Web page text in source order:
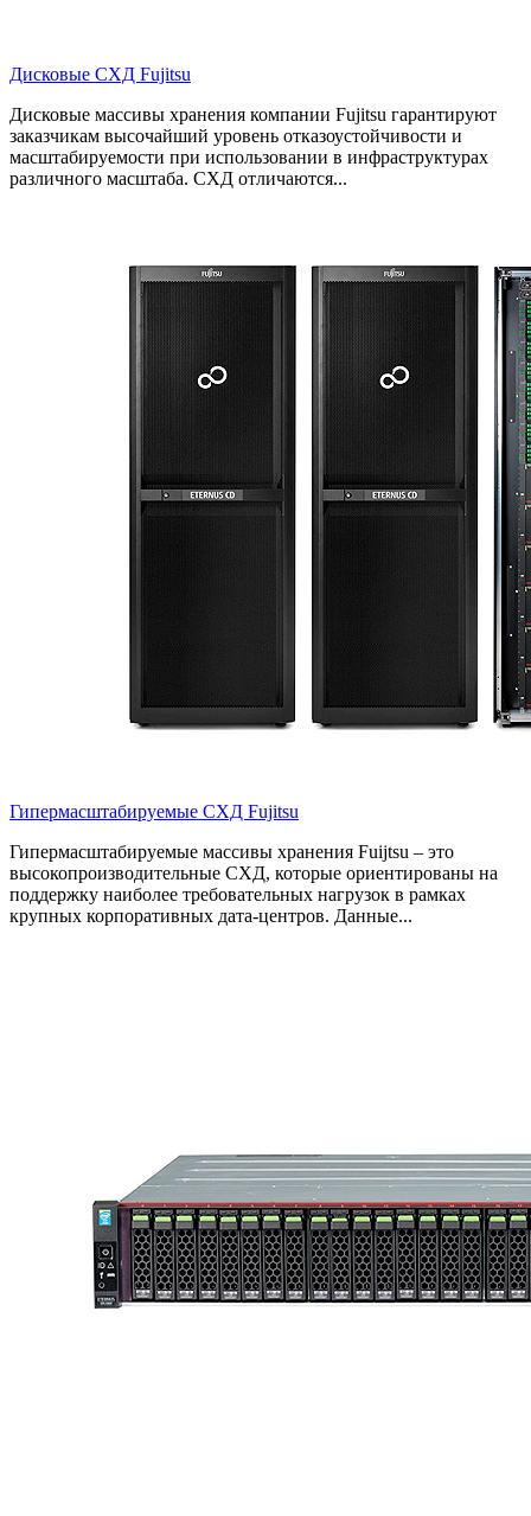
Дисковые СХД Fujitsu
Дисковые массивы хранения компании Fujitsu гарантируют
заказчикам высочайший уровень отказоустойчивости и
масштабируемости при использовании в инфраструктурах
различного масштаба. СХД отличаются...
Гипермасштабируемые СХД Fujitsu
Гипермасштабируемые массивы хранения Fuijtsu – это
высокопроизводительные СХД, которые ориентированы на
поддержку наиболее требовательных нагрузок в рамках
крупных корпоративных дата-центров. Данные...